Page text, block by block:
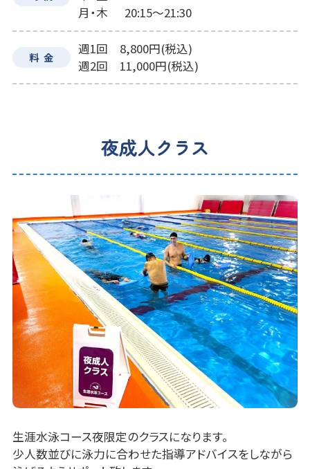
月・木
20:15～21:30
料金
週1回 8,800円(税込)
週2回 11,000円(税込)
夜成人クラス
生涯水泳コース夜限定のクラスになります。
少人数並びに泳力に合わせた指導アドバイスをしながら